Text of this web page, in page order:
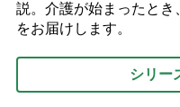
説。介護が始まったとき
をお届けします。
シリー